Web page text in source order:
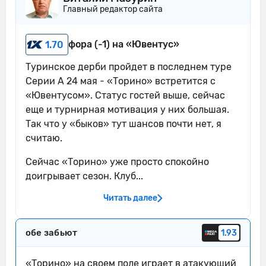
11'
Торино пытается что-то создать.
12'
Эмирхан Ильхан навешивает с левого
углового, но неудачно - мяч уходит за
предел поля.
12'
Сол Коко наказан за толчок Ллойд
Келли
13'
Торино совершает вбрасывание на
14'
Ювентус совершает вбрасывание на
половине поля противника
Контроль мяча: Торино: 45%,
15'
Ювентус пытается что-то создать.
Альберто Палеари ослабляет
обе забьют 1.93
«Торино» на своем поле играет в атакующий
Главный редактор сайта
1.70 фора (-1) на «Ювентус»
Туринское дерби пройдет в последнем туре
Серии А 24 мая - «Торино» встретится с
«Ювентусом». Статус гостей выше, сейчас
еще и турнирная мотивация у них большая.
Так что у «быков» тут шансов почти нет, я
считаю.
Сейчас «Торино» уже просто спокойно
доигрывает сезон. Клуб...
Читать далее